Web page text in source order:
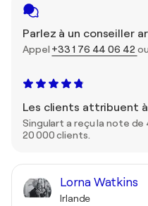
Parlez à un conseiller
Appel +33 1 76 44 06 42
Les clients attribuent
Singulart a reçu la note
20 000 clients.
Lorna Watkins
Irlande